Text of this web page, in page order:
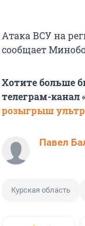
Атака ВСУ на
сообщает
Хотите больше
телеграм-канал
розыгрыш
Павел
Курская область